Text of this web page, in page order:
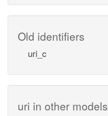
Old identifiers
uri_c
uri in other models